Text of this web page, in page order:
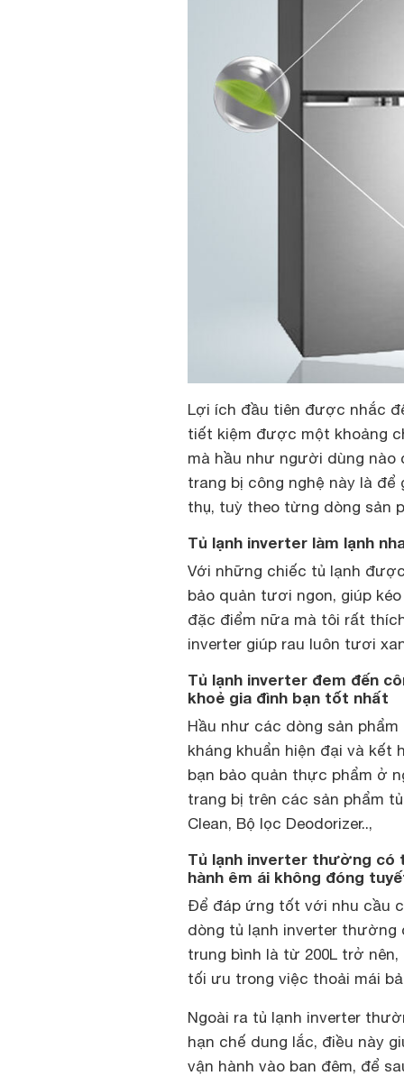
Lợi ích đầu tiên được nhắc
tiết kiệm được một khoảng
mà hầu như người dùng
trang bị công nghệ này là
thụ, tuỳ theo từng dòng sản
Tủ lạnh inverter làm lạnh
Với những chiếc tủ lạnh
bảo quản tươi ngon, giúp
đặc điểm nữa mà tôi rất
inverter giúp rau luôn tươi
Tủ lạnh inverter đem đến
khoẻ gia đình bạn tốt nhất
Hầu như các dòng sản phẩm
kháng khuẩn hiện đại và kết
bạn bảo quản thực phẩm ở
trang bị trên các sản phẩm
Clean, Bộ lọc Deodorizer..,
Tủ lạnh inverter thường có
hành êm ái không đóng
Để đáp ứng tốt với nhu cầu
dòng tủ lạnh inverter
trung bình là từ 200L trở
tối ưu trong việc thoải mái
Ngoài ra tủ lạnh inverter
hạn chế dung lắc, điều này
vận hành vào ban đêm, để